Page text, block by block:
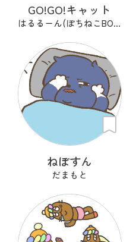
GO!GO!キャット
はるるーん(ぽちねこBOOKS)
ねぼすん
だまもと